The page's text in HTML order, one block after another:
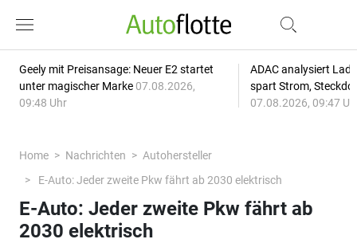
Geely mit Preisansage: Neuer E2 startet
unter magischer Marke 07.08.2026,
09:48 Uhr
ADAC analysiert
spart Strom,
07.08.2026, 09:47
Home Nachrichten
Autohersteller
E-Auto: Jeder zweite Pkw fährt ab 2030 elektrisch
E-Auto: Jeder zweite Pkw fährt ab
2030 elektrisch